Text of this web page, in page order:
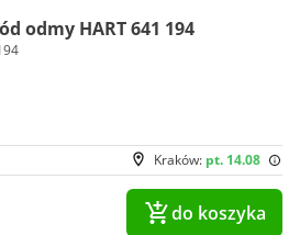
odmy HART 641 194
Kraków: pt. 14.08
do koszyka